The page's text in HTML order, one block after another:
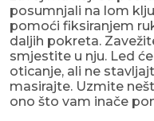
posumnjali na lom
pomoći fiksiranjem
daljih pokreta.
smjestite u nju. Led
oticanje, ali ne
masirajte. Uzmite
ono što vam inače